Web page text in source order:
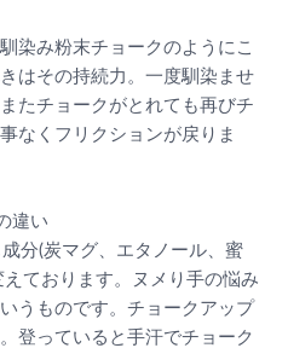
染み粉末チョークのようにこ
はその持続力。一度馴染ませ
たチョークがとれても再びチ
なくフリクションが戻りま
違い
分(炭マグ、エタノール、蜜
ております。ヌメり手の悩み
うものです。チョークアップ
登っていると手汗でチョーク